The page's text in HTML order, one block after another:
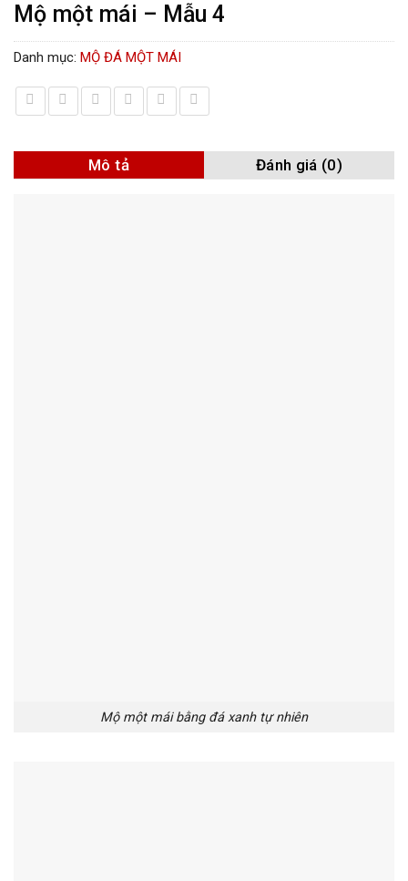
Mộ một mái – Mẫu 4
Danh mục: MỘ ĐÁ MỘT MÁI
Mô tả Đánh giá (0)
Mộ một mái bằng đá xanh tự nhiên